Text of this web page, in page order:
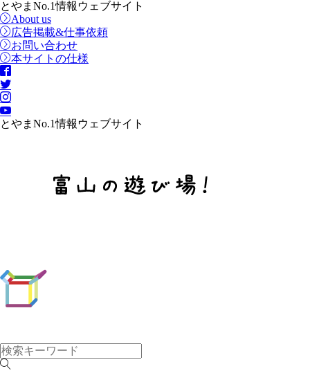
とやまNo.1情報ウェブサイト
About us
広告掲載&仕事依頼
お問い合わせ
本サイトの仕様
とやまNo.1情報ウェブサイト